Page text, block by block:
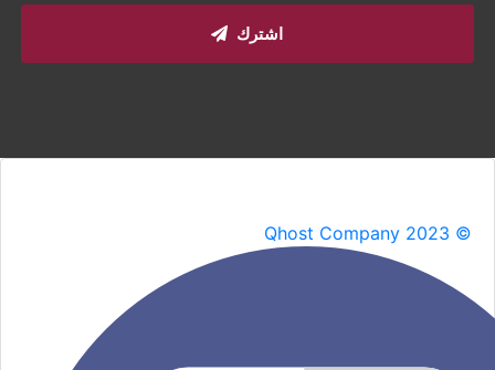
اشترك
Qhost Company 2023 ©